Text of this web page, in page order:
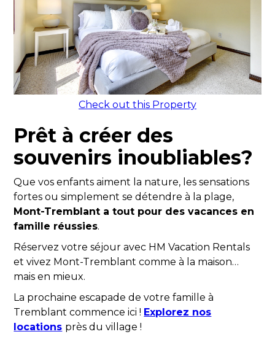
Check out this Property
Prêt à créer des
souvenirs inoubliables?
Que vos enfants aiment la nature, les sensations
fortes ou simplement se détendre à la plage,
Mont-Tremblant a tout pour des vacances en
famille réussies.
Réservez votre séjour avec HM Vacation Rentals
et vivez Mont-Tremblant comme à la maison…
mais en mieux.
La prochaine escapade de votre famille à
Tremblant commence ici ! Explorez nos
locations près du village !